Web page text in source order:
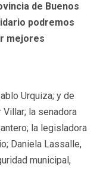
de Buenos
podremos
mejores
Urquiza; y de
la senadora
la legisladora
Daniela Lassalle,
municipal,